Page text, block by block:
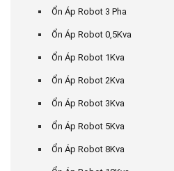
Ổn Áp Robot 3 Pha
Ổn Áp Robot 0,5Kva
Ổn Áp Robot 1Kva
Ổn Áp Robot 2Kva
Ổn Áp Robot 3Kva
Ổn Áp Robot 5Kva
Ổn Áp Robot 8Kva